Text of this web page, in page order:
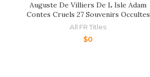
Auguste De Villiers De L Isle Adam
Contes Cruels 27 Souvenirs Occultes
All FR Titles
$0